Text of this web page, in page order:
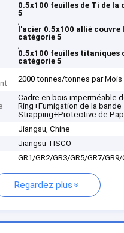
0.5x100 feuilles de Ti de la
5
,
l'acier 0.5x100 allié couvre
catégorie 5
,
0.5x100 feuilles titaniques
catégorie 5
2000 tonnes/tonnes par Mois
Cadre en bois imperméable
Ring+Fumigation de la bande
Strapping+Protective de
Jiangsu, Chine
Jiangsu TISCO
GR1/GR2/GR3/GR5/GR7/GR9/
Regardez plus